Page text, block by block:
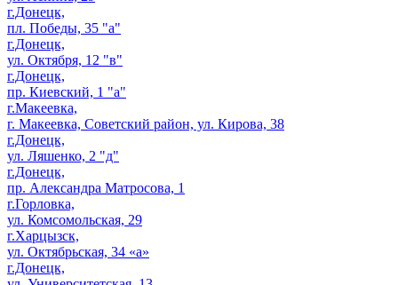
г.Донецк,
пл. Победы, 35 "а"
г.Донецк,
ул. Октября, 12 "в"
г.Донецк,
пр. Киевский, 1 "а"
г.Макеевка,
г. Макеевка, Советский район, ул. Кирова, 38
г.Донецк,
ул. Ляшенко, 2 "д"
г.Донецк,
пр. Александра Матросова, 1
г.Горловка,
ул. Комсомольская, 29
г.Харцызск,
ул. Октябрьская, 34 «а»
г.Донецк,